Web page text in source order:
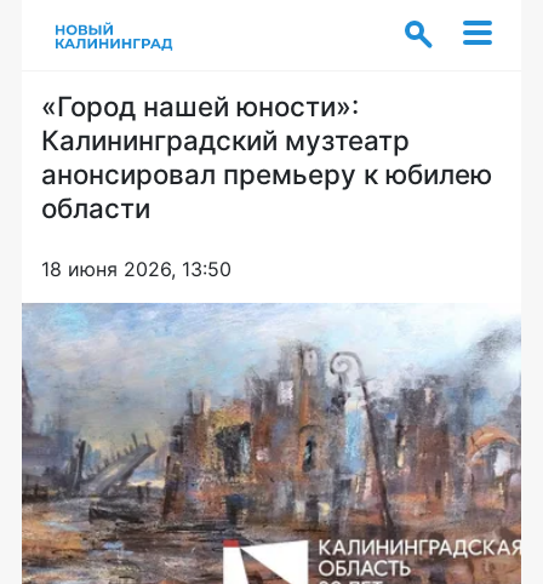
«Город нашей юности»:
Калининградский музтеатр
анонсировал премьеру к юбилею
области
18 июня 2026, 13:50